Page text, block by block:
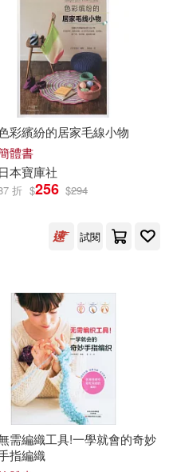
彩繽紛的居家毛線小物
體書
日本寶庫社
折 $256 $294
試閱
需編織工具!一學就會的奇妙
指編織